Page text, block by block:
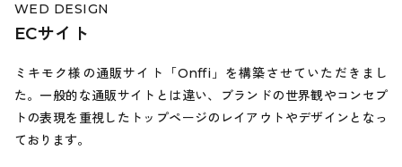
WED DESIGN
ECサイト
ミキモク様の通販サイト「Onffi」を構築させていただきまし
た。一般的な通販サイトとは違い、ブランドの世界観やコンセプ
トの表現を重視したトップページのレイアウトやデザインとなっ
ております。